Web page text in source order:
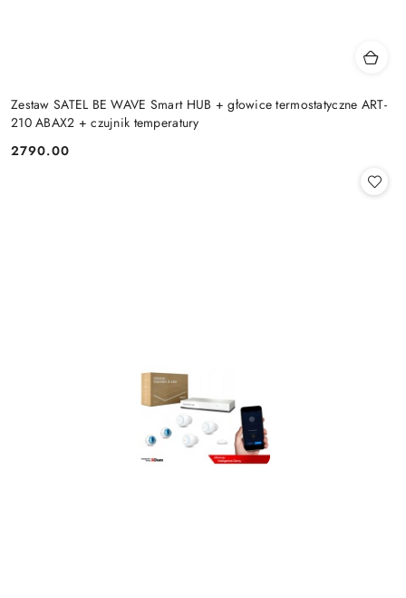
Zestaw SATEL BE WAVE Smart HUB + głowice termostatyczne ART-
210 ABAX2 + czujnik temperatury
Cena:
2790.00